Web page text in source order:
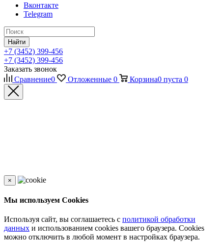
Вконтакте
Telegram
Найти
+7 (3452) 399-456
+7 (3452) 399-456
Заказать звонок
Сравнение0 Отложенные 0 Корзина0 пуста 0
×
Мы используем Cookies
Используя сайт, вы соглашаетесь с политикой обработки
данных и использованием cookies вашего браузера. Cookies
можно отключить в любой момент в настройках браузера.